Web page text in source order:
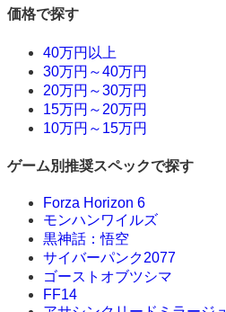
価格で探す
40万円以上
30万円～40万円
20万円～30万円
15万円～20万円
10万円～15万円
ゲーム別推奨スペックで探す
Forza Horizon 6
モンハンワイルズ
黒神話：悟空
サイバーパンク2077
ゴーストオブツシマ
FF14